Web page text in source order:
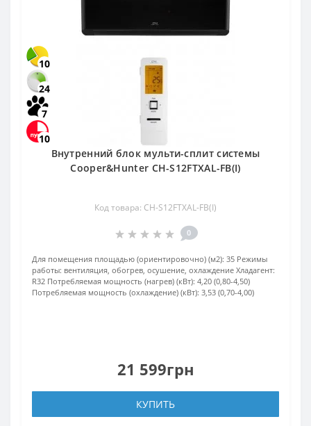
10
24
7
10
Внутренний блок мульти-сплит системы
Cooper&Hunter CH-S12FTXAL-FB(I)
Код товара: CH-S12FTXAL-FB(I)
0
Для помещения площадью (ориентировочно) (м2): 35 Режимы
работы: вентиляция, обогрев, осушение, охлаждение Хладагент:
R32 Потребляемая мощность (нагрев) (кВт): 4,20 (0,80-4,50)
Потребляемая мощность (охлаждение) (кВт): 3,53 (0,70-4,00)
21 599грн
КУПИТЬ